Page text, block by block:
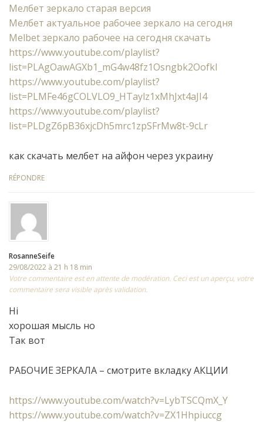
Мелбет зеркало старая версия
Мелбет актуальное рабочее зеркало на сегодня
Melbet зеркало рабочее на сегодня скачать
https://www.youtube.com/playlist?
list=PLAgOawAGXb1_mG4w48fz1Osngbk2Oofkl
https://www.youtube.com/playlist?
list=PLMFe46gCOLVLO9_HTaylz1xMhJxt4aJI4
https://www.youtube.com/playlist?
list=PLDgZ6pB36xjcDh5mrc1zpSFrMw8t-9cLr
как скачать мелбет на айфон через украину
RÉPONDRE
RosanneSeife
29/08/2022 à 21 h 18 min
Votre commentaire est en attente de modération. Ceci est un aperçu, votre
commentaire sera visible après validation.
Hi
хорошая мысль но
Так вот
РАБОЧИЕ ЗЕРКАЛА – смотрите вкладку АКЦИИ
https://www.youtube.com/watch?v=LybTSCQmX_Y
https://www.youtube.com/watch?v=ZX1Hhpiuccg